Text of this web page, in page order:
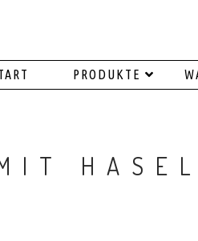
PRODUKTE